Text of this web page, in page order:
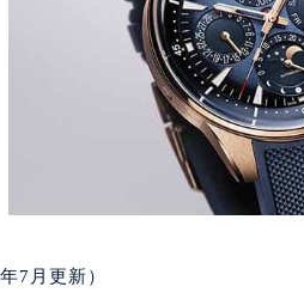
民东路6号SAC东原中心写字楼24
音桥步行街2号融恒时代广场写字
王台街道建湘路393号世茂环球
功路10号华润大厦写字楼29层
放路15号亨得利名表服务中心（
街路137号亨得利名表服务中心
7月更新）